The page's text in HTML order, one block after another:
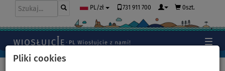
Pliki cookies
PL/zł 731 911 700 0szt.